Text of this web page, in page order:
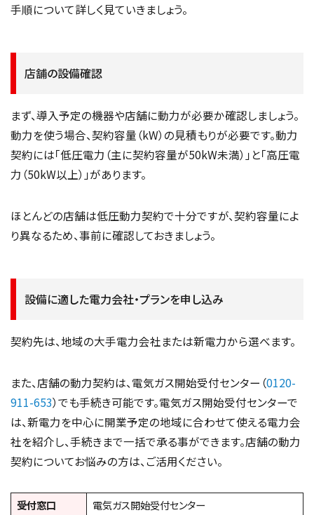
手順について詳しく見ていきましょう。
店舗の設備確認
まず、導入予定の機器や店舗に動力が必要か確認しましょう。
動力を使う場合、契約容量（kW）の見積もりが必要です。動力
契約には「低圧電力（主に契約容量が50kW未満）」と「高圧電
力（50kW以上）」があります。
ほとんどの店舗は低圧動力契約で十分ですが、契約容量によ
り異なるため、事前に確認しておきましょう。
設備に適した電力会社・プランを申し込み
契約先は、地域の大手電力会社または新電力から選べます。
また、店舗の動力契約は、電気ガス開始受付センター（0120-
911-653）でも手続き可能です。電気ガス開始受付センターで
は、新電力を中心に開業予定の地域に合わせて使える電力会
社を紹介し、手続きまで一括で承る事ができます。店舗の動力
契約についてお悩みの方は、ご活用ください。
受付窓口
電気ガス開始受付センター